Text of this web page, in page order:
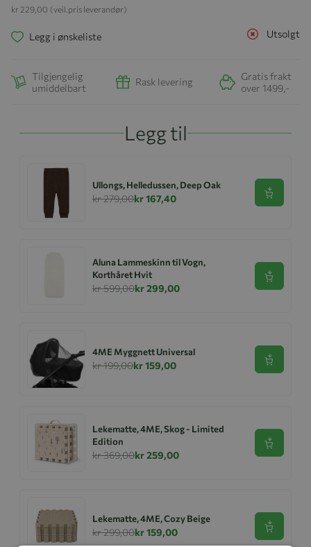
(veil.pris leverandør)
kr 229,00
Utsolgt
Legg i ønskeliste
Tilgjengelig
umiddelbart
Rask levering
Gratis frakt
over 1499,-
Legg til
Ullongs, Helledussen, Deep Oak
kr 279,00kr 167,40 Se
Aluna Lammeskinn til Vogn,
Korthåret Hvit
kr 599,00kr 299,00
Se
4ME Myggnett Universal
kr 199,00kr 159,00 Se
Lekematte, 4ME, Skog - Limited
Edition
kr 369,00kr 259,00
Se
Lekematte, 4ME, Cozy Beige
kr 299,00kr 159,00 Se